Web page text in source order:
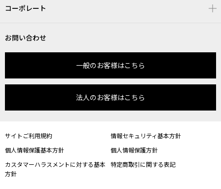
コーポレート
お問い合わせ
一般のお客様はこちら
法人のお客様はこちら
サイトご利用規約
情報セキュリティ基本方針
個人情報保護基本方針
個人情報保護方針
カスタマーハラスメントに対する基本
方針
特定商取引に関する表記